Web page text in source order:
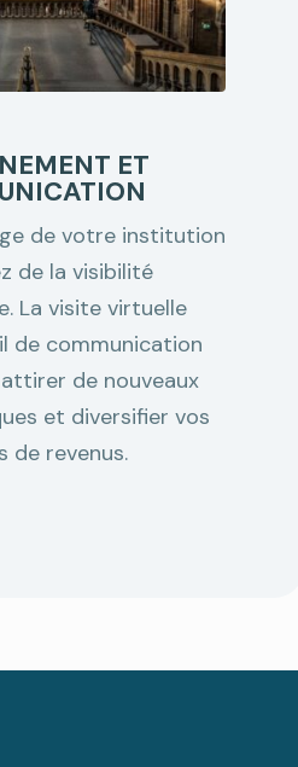
ET
de votre institution
de la visibilité
La visite virtuelle
de communication
de nouveaux
et diversifier vos
de revenus.